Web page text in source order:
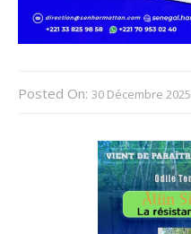
Posted On: 30 Décembre 2025